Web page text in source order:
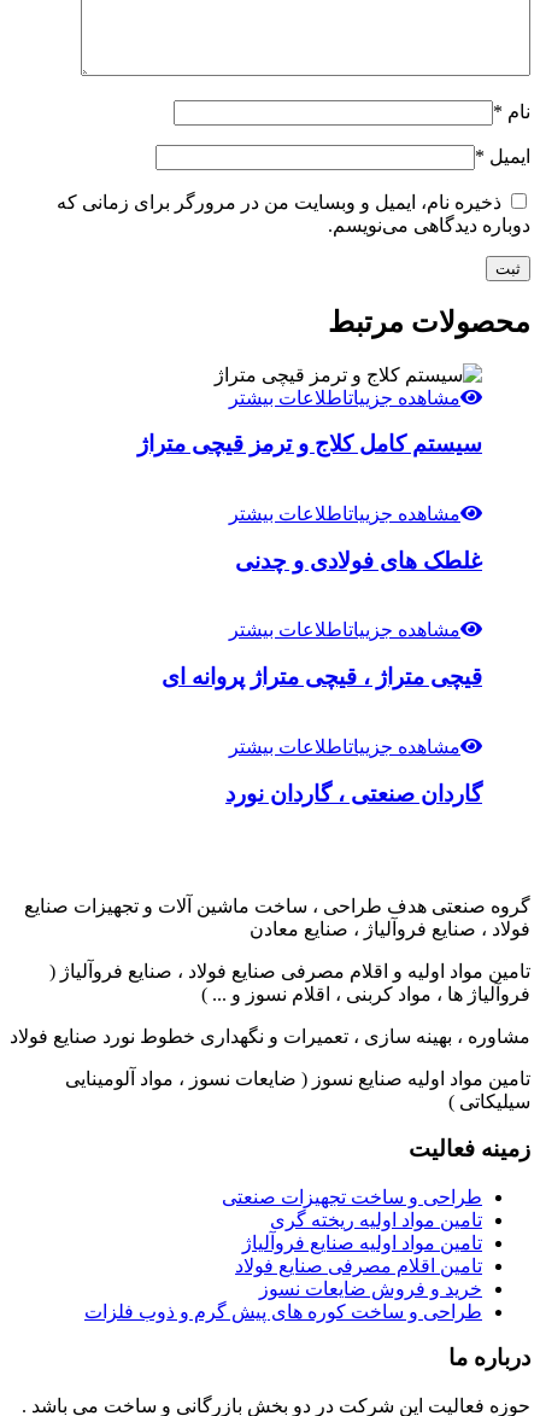
نام *
ایمیل *
ذخیره نام، ایمیل و وبسایت من در مرورگر برای زمانی که
دوباره دیدگاهی می‌نویسم.
محصولات مرتبط
مشاهده جزییاتاطلاعات بیشتر
سیستم کامل کلاج و ترمز قیچی متراژ
مشاهده جزییاتاطلاعات بیشتر
غلطک های فولادی و چدنی
مشاهده جزییاتاطلاعات بیشتر
قیچی متراژ ، قیچی متراژ پروانه ای
مشاهده جزییاتاطلاعات بیشتر
گاردان صنعتی ، گاردان نورد
گروه صنعتی هدف طراحی ، ساخت ماشین آلات و تجهیزات صنایع
فولاد ، صنایع فروآلیاژ ، صنایع معادن
تامین مواد اولیه و اقلام مصرفی صنایع فولاد ، صنایع فروآلیاژ (
فروآلیاژ ها ، مواد کربنی ، اقلام نسوز و ... )
مشاوره ، بهینه سازی ، تعمیرات و نگهداری خطوط نورد صنایع فولاد
تامین مواد اولیه صنایع نسوز ( ضایعات نسوز ، مواد آلومینایی
سیلیکاتی )
زمینه فعالیت
طراحی و ساخت تجهیزات صنعتی
تامین مواد اولیه ریخته گری
تامین مواد اولیه صنایع فروآلیاژ
تامین اقلام مصرفی صنایع فولاد
خرید و فروش ضایعات نسوز
طراحی و ساخت کوره های پیش گرم و ذوب فلزات
درباره ما
حوزه فعالیت این شرکت در دو بخش بازرگانی و ساخت می باشد .